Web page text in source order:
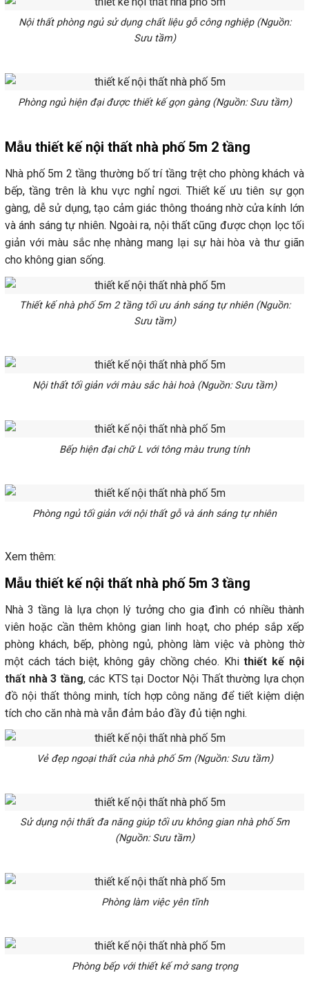
Nội thất phòng ngủ sử dụng chất liệu gỗ công nghiệp (Nguồn:
Sưu tầm)
Phòng ngủ hiện đại được thiết kế gọn gàng (Nguồn: Sưu tầm)
Mẫu thiết kế nội thất nhà phố 5m 2 tầng
Nhà phố 5m 2 tầng thường bố trí tầng trệt cho phòng khách và
bếp, tầng trên là khu vực nghỉ ngơi. Thiết kế ưu tiên sự gọn
gàng, dễ sử dụng, tạo cảm giác thông thoáng nhờ cửa kính lớn
và ánh sáng tự nhiên. Ngoài ra, nội thất cũng được chọn lọc tối
giản với màu sắc nhẹ nhàng mang lại sự hài hòa và thư giãn
cho không gian sống.
Thiết kế nhà phố 5m 2 tầng tối ưu ánh sáng tự nhiên (Nguồn:
Sưu tầm)
Nội thất tối giản với màu sắc hài hoà (Nguồn: Sưu tầm)
Bếp hiện đại chữ L với tông màu trung tính
Phòng ngủ tối giản với nội thất gỗ và ánh sáng tự nhiên
Xem thêm:
Mẫu thiết kế nội thất nhà phố 5m 3 tầng
Nhà 3 tầng là lựa chọn lý tưởng cho gia đình có nhiều thành
viên hoặc cần thêm không gian linh hoạt, cho phép sắp xếp
phòng khách, bếp, phòng ngủ, phòng làm việc và phòng thờ
một cách tách biệt, không gây chồng chéo. Khithiết kế nội
thất nhà 3 tầng, các KTS tại Doctor Nội Thất thường lựa chọn
đồ nội thất thông minh, tích hợp công năng để tiết kiệm diện
tích cho căn nhà mà vẫn đảm bảo đầy đủ tiện nghi.
Vẻ đẹp ngoại thất của nhà phố 5m (Nguồn: Sưu tầm)
Sử dụng nội thất đa năng giúp tối ưu không gian nhà phố 5m
(Nguồn: Sưu tầm)
Phòng làm việc yên tĩnh
Phòng bếp với thiết kế mở sang trọng